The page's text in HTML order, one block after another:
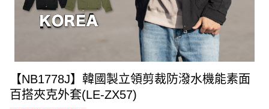
【NB1778J】韓國製立領剪裁防潑水機能素面
百搭夾克外套(LE-ZX57)